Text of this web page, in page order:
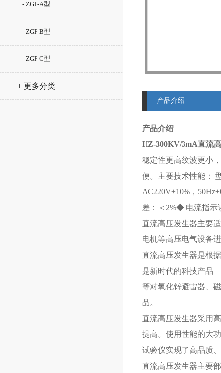
- ZGF-A型
- ZGF-B型
- ZGF-C型
+ 更多分类
产品介绍
产品介绍
HZ-300KV/3mA直流
稳定性更高纹波更小
便。主要技术性能：
AC220V±10%，
差：＜2%◆ 电流指示
直流高压发生器主要
电机等高压电气设备
直流高压发生器是根
是新时代的科技产品
等对氧化锌避雷器、
品。
直流高压发生器采用
提高。使用性能的大
试验仪实现了高品质
直流高压发生器主要